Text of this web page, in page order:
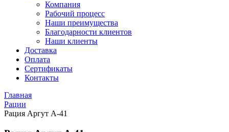
Компания
Рабочий процесс
Наши преимущества
Благодарности клиентов
Наши клиенты
Доставка
Оплата
Сертификаты
Контакты
Главная
Рации
Рация Аргут А-41